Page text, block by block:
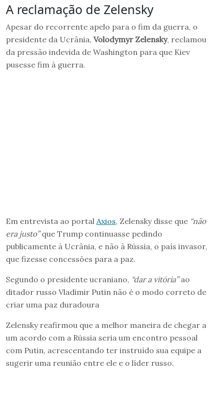
A reclamação de Zelensky
Apesar do recorrente apelo para o fim da guerra, o
presidente da Ucrânia, Volodymyr Zelensky, reclamou
da pressão indevida de Washington para que Kiev
pusesse fim à guerra.
Em entrevista ao portal Axios, Zelensky disse que “não
era justo”que Trump continuasse pedindo
publicamente à Ucrânia, e não à Rússia, o país invasor,
que fizesse concessões para a paz.
Segundo o presidente ucraniano, “dar a vitória”ao
ditador russo Vladimir Putin não é o modo correto de
criar uma paz duradoura
Zelensky reafirmou que a melhor maneira de chegar a
um acordo com a Rússia seria um encontro pessoal
com Putin, acrescentando ter instruído sua equipe a
sugerir uma reunião entre ele e o líder russo.